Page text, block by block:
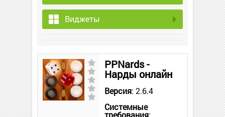
Виджеты
PPNards -
Нарды онлайн
Версия: 2.6.4
Системные
требования: